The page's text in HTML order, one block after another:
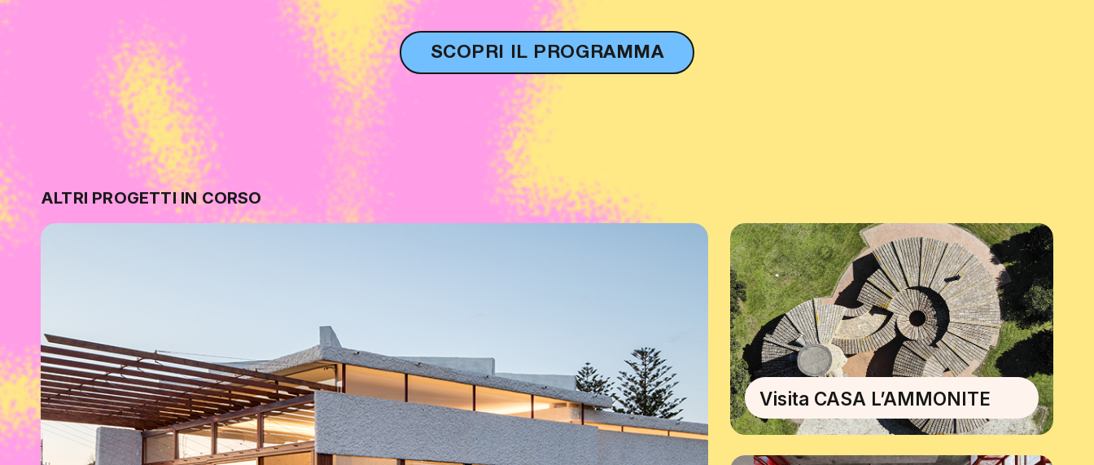
SCOPRI IL PROGRAMMA
ALTRI PROGETTI IN CORSO
Visita CASA L’AMMONITE